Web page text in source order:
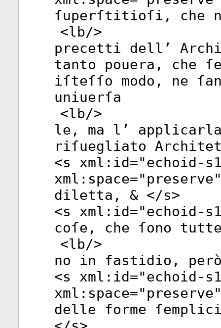
ſuperſtitioſi, che
<lb/>
precetti dell’
tanto pouera, che
iſteſſo modo, ne
uniuerſa
<lb/>
le, ma l’ applicarla
riſuegliato
<s xml:id="echoid-
xml:space="preserve
diletta, & </s>
<s xml:id="echoid-
coſe, che ſono
<lb/>
no in fastidio,
<s xml:id="echoid-
xml:space="preserve
delle forme